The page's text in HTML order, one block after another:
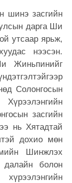
шинэ засгийн
дарга Ши
утсаар ярьж,
нээсэн.
Жиньпинийг
Солонгосын
засгийн
нь Хятадтай
дохио мөн
Шинжлэх
болон